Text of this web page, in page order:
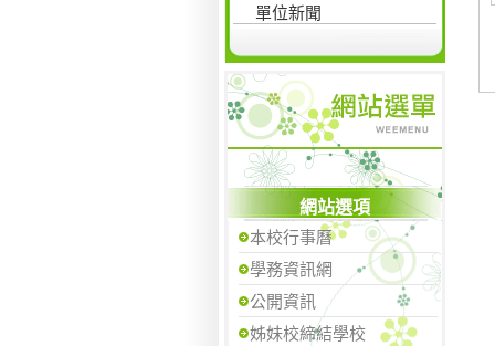
單位新聞
網站選項
本校行事曆
學務資訊網
公開資訊
姊妹校締結學校